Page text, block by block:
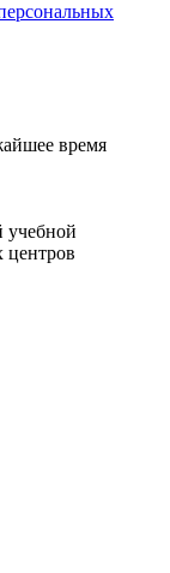
время
учебной
центров